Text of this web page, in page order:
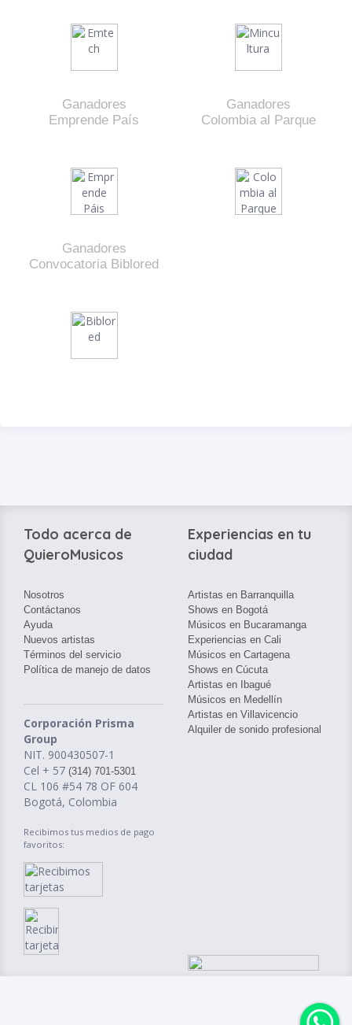
Ganadores
Emprende País
Ganadores
Colombia al Parque
Ganadores
Convocatoria Biblored
Todo acerca de
QuieroMusicos
Nosotros
Contáctanos
Ayuda
Nuevos artistas
Términos del servicio
Política de manejo de datos
Corporación Prisma
Group
NIT. 900430507-1
Cel + 57 (314) 701-5301
CL 106 #54 78 OF 604
Bogotá, Colombia
Recibimos tus medios de pago
favoritos:
Experiencias en tu
ciudad
Artistas en Barranquilla
Shows en Bogotá
Músicos en Bucaramanga
Experiencias en Cali
Músicos en Cartagena
Shows en Cúcuta
Artistas en Ibagué
Músicos en Medellín
Artistas en Villavicencio
Alquiler de sonido profesional